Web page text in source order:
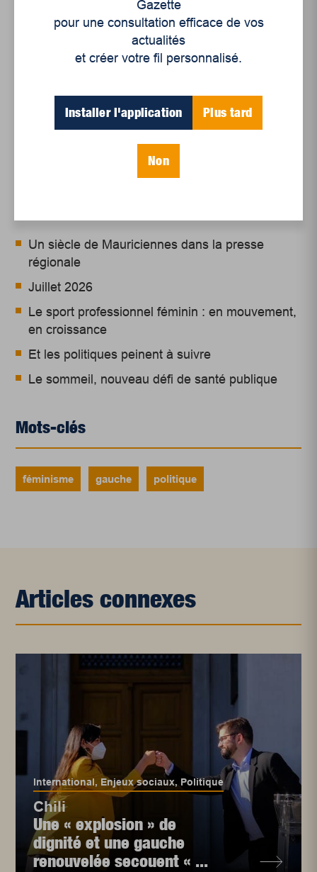
collectives au premier plan de l’arène politique.
Nous avons plus que jamais besoin de solidarité
autant ici qu’ailleurs dans le monde, et pour
protéger cette solidarité, c’est notre devoir de
Un siècle de Mauriciennes dans la presse
régionale
Juillet 2026
Le sport professionnel féminin : en mouvement,
en croissance
Et les politiques peinent à suivre
Le sommeil, nouveau défi de santé publique
Mots-clés
féminisme gauche politique
Articles connexes
International, Enjeux sociaux, Politique
Chili
Une « explosion » de
dignité et une gauche
renouvelée secouent « ...
Gazette
pour une consultation efficace de vos
actualités
et créer votre fil personnalisé.
Installer l'application Plus tard
Non